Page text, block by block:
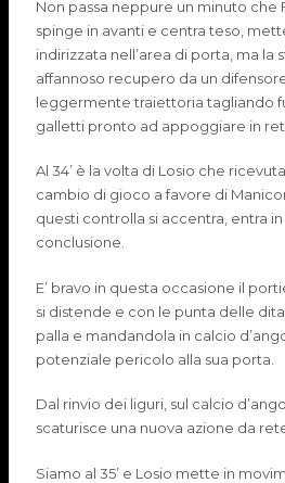
Non passa neppure un minuto che
spinge in avanti e centra teso
indirizzata nell’area di porta ma la
affannoso recupero da un
leggermente traiettoria tagliando
galletti pronto ad appoggiare in
Al 34’ è la volta di Losio che
cambio di gioco a favore di
questi controlla si accentra, entra in
conclusione.
E’ bravo in questa occasione il
si distende e con le punta delle
palla e mandandola in calcio
potenziale pericolo alla sua porta.
Dal rinvio dei liguri, sul calcio
scaturisce una nuova azione da
Siamo al 35’ e Losio mette in